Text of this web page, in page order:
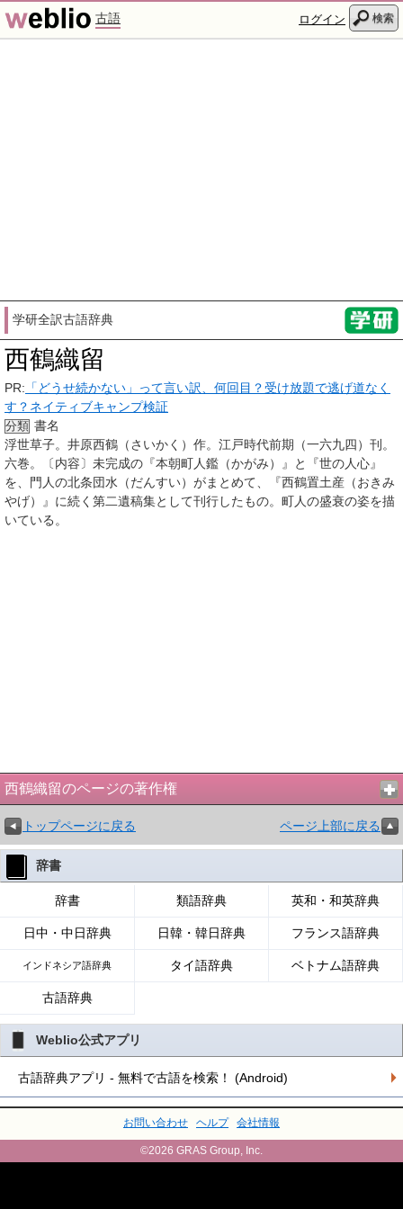
古語 ログイン 検索
学研全訳古語辞典
西鶴織留
PR: 「どうせ続かない」って言い訳、何回目？受け放題で逃げ道なく
す？ネイティブキャンプ検証
分類 書名
浮世草子。井原西鶴（さいかく）作。江戸時代前期（一六九四）刊。
六巻。〔内容〕未完成の『本朝町人鑑（かがみ）』と『世の人心』
を、門人の北条団水（だんすい）がまとめて、『西鶴置土産（おきみ
やげ）』に続く第二遺稿集として刊行したもの。町人の盛衰の姿を描
いている。
西鶴織留のページの著作権
トップページに戻る ページ上部に戻る
辞書
辞書 類語辞典 英和・和英辞典
日中・中日辞典 日韓・韓日辞典 フランス語辞典
インドネシア語辞典 タイ語辞典 ベトナム語辞典
古語辞典
Weblio公式アプリ
古語辞典アプリ - 無料で古語を検索！ (Android)
お問い合わせ ヘルプ 会社情報
©2026 GRAS Group, Inc.